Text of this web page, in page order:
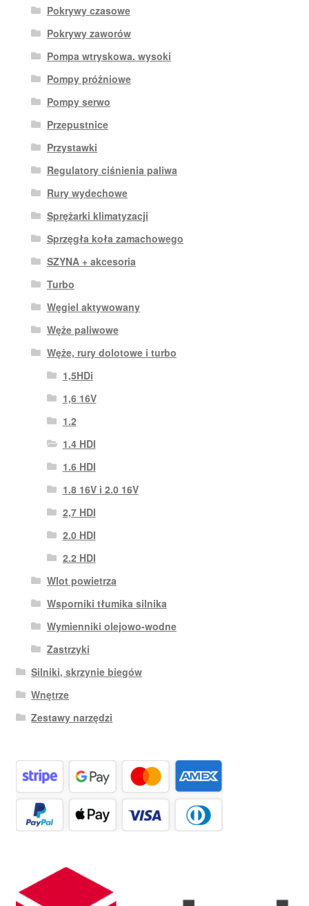
Pokrywy czasowe
Pokrywy zaworów
Pompa wtryskowa. wysoki
Pompy próżniowe
Pompy serwo
Przepustnice
Przystawki
Regulatory ciśnienia paliwa
Rury wydechowe
Sprężarki klimatyzacji
Sprzęgła koła zamachowego
SZYNA + akcesoria
Turbo
Węgiel aktywowany
Węże paliwowe
Węże, rury dolotowe i turbo
1,5HDi
1,6 16V
1.2
1.4 HDI
1.6 HDI
1.8 16V i 2.0 16V
2,7 HDI
2.0 HDI
2.2 HDI
Wlot powietrza
Wsporniki tłumika silnika
Wymienniki olejowo-wodne
Zastrzyki
Silniki, skrzynie biegów
Wnętrze
Zestawy narzędzi